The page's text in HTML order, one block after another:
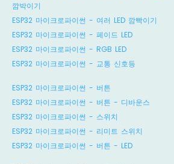
깜박이기
ESP32 마이크로파이썬 - 여러 LED 깜빡이기
ESP32 마이크로파이썬 - 페이드 LED
ESP32 마이크로파이썬 - RGB LED
ESP32 마이크로파이썬 - 교통 신호등
ESP32 마이크로파이썬 - 버튼
ESP32 마이크로파이썬 - 버튼 - 디바운스
ESP32 마이크로파이썬 - 스위치
ESP32 마이크로파이썬 - 리미트 스위치
ESP32 마이크로파이썬 - 버튼 - LED